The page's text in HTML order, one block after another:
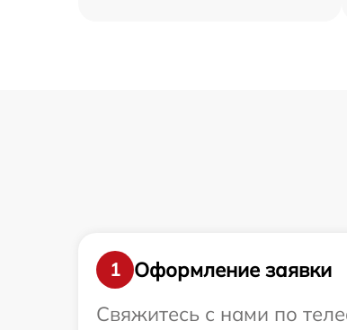
1
Оформление заявки
Свяжитесь с нами по